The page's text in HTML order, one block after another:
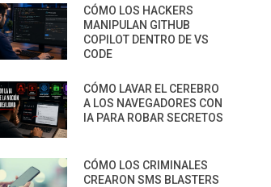
CÓMO LOS HACKERS
MANIPULAN GITHUB
COPILOT DENTRO DE VS
CODE
CÓMO LAVAR EL CEREBRO
A LOS NAVEGADORES CON
IA PARA ROBAR SECRETOS
CÓMO LOS CRIMINALES
CREARON SMS BLASTERS